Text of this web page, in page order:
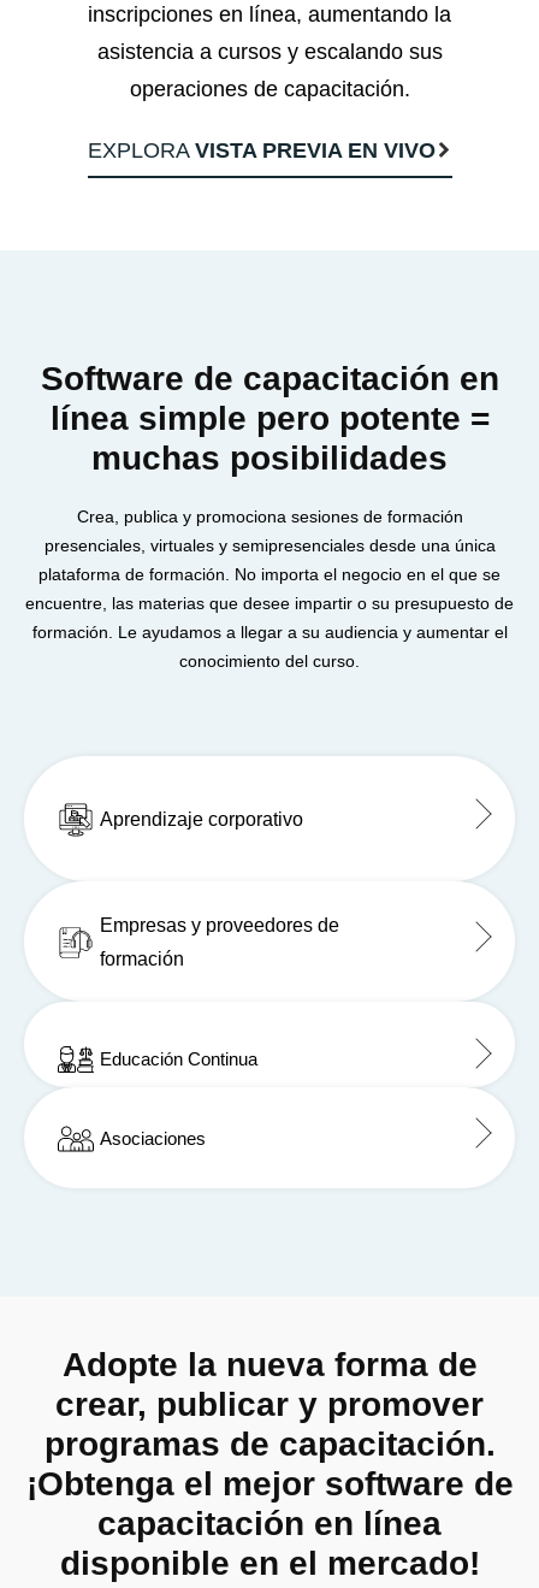
inscripciones en línea, aumentando la
asistencia a cursos y escalando sus
operaciones de capacitación.
EXPLORA VISTA PREVIA EN VIVO
Software de capacitación en
línea simple pero potente =
muchas posibilidades
Crea, publica y promociona sesiones de formación
presenciales, virtuales y semipresenciales desde una única
plataforma de formación. No importa el negocio en el que se
encuentre, las materias que desee impartir o su presupuesto de
formación. Le ayudamos a llegar a su audiencia y aumentar el
conocimiento del curso.
Aprendizaje corporativo
Empresas y proveedores de
formación
Educación Continua
Asociaciones
Adopte la nueva forma de
crear, publicar y promover
programas de capacitación.
¡Obtenga el mejor software de
capacitación en línea
disponible en el mercado!